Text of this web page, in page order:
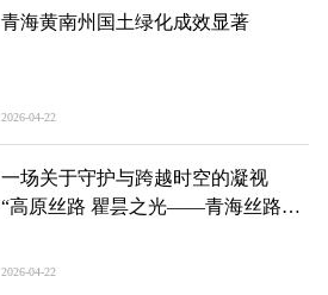
青海黄南州国土绿化成效显著
2026-04-22
一场关于守护与跨越时空的凝视
“高原丝路 瞿昙之光——青海丝路文
2026-04-22